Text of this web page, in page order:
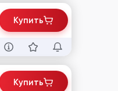
Купить
Купить